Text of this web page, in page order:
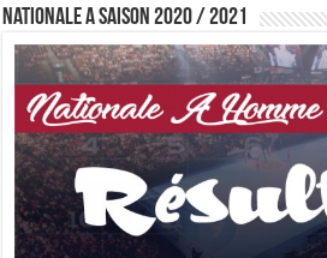
Nationale A saison 2020 / 2021